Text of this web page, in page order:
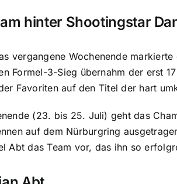
hinter Shootingstar
vergangene Wochenende
Formel-3-Sieg übernahm der erst
Favoriten auf den Titel der hart
(23. bis 25. Juli) geht das
auf dem Nürburgring
Abt das Team vor, das ihn so